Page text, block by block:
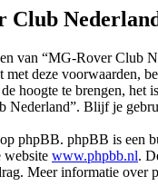
Club
van “MG-Rover Club
met deze voorwaarden,
hoogte te brengen, het
Nederland”. Blijf je
phpBB. phpBB is een
website www.phpbb.nl.
Meer informatie over